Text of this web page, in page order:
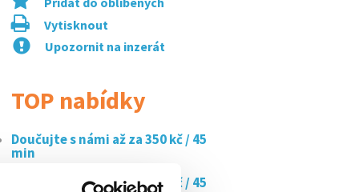
Vytisknout
Upozornit na inzerát
TOP nabídky
Doučujte s námi až za 350 kč / 45
min
Doučujte s námi až za 350 kč / 45